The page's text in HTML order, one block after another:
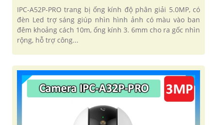
IPC-A52P-PRO trang bị ống kính độ phân giải 5.0MP, có
đèn Led trợ sáng giúp nhìn hình ảnh có màu vào ban
đêm khoảng cách 10m, ống kính 3. 6mm cho ra gốc nhìn
rộng, hỗ trợ công...